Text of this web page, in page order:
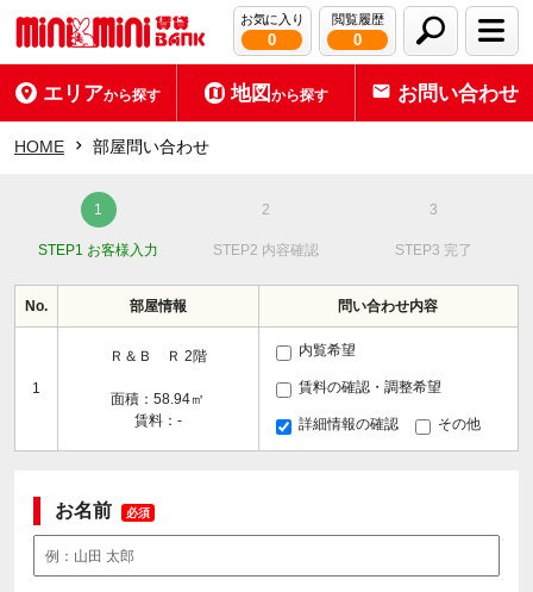
お気に入り
0
閲覧履歴
0
エリアから探す 地図から探す お問い合わせ
HOME 部屋問い合わせ
STEP1 お客様入力 STEP2 内容確認 STEP3 完了
No. 部屋情報 問い合わせ内容
1
Ｒ＆Ｂ Ｒ 2階
面積：58.94㎡
賃料：-
内覧希望
賃料の確認・調整希望
詳細情報の確認 その他
お名前 必須